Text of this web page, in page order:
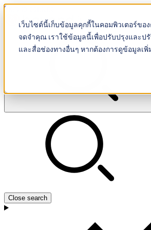
เว็บไซต์นี้เก็บข้อมูลคุกกี้ในคอมพิวเตอร์ข
จดจำคุณ เราใช้ข้อมูลนี้เพื่อปรับปรุงและป
และสื่อช่องทางอื่นๆ หากต้องการดูข้อมูลเ
Skip to content
Beyond IVF
Close search